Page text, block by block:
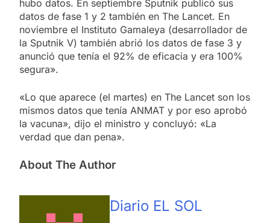
hubo datos. En septiembre Sputnik publicó sus
datos de fase 1 y 2 también en The Lancet. En
noviembre el Instituto Gamaleya (desarrollador de
la Sputnik V) también abrió los datos de fase 3 y
anunció que tenía el 92% de eficacia y era 100%
segura».
«Lo que aparece (el martes) en The Lancet son los
mismos datos que tenía ANMAT y por eso aprobó
la vacuna», dijo el ministro y concluyó: «La
verdad que dan pena».
About The Author
Diario EL SOL